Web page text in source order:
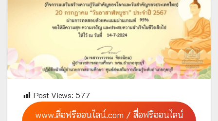
Post Views: 577
www.สื่อฟรีออนไลน์.com / สื่อฟรีออนไลน์